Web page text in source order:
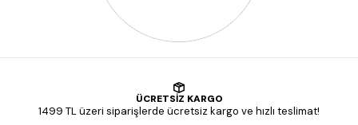
ÜCRETSİZ KARGO
1499 TL üzeri siparişlerde ücretsiz kargo ve hızlı teslimat!